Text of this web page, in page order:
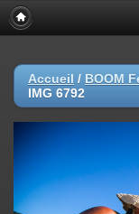
Accueil / BOOM
IMG 6792